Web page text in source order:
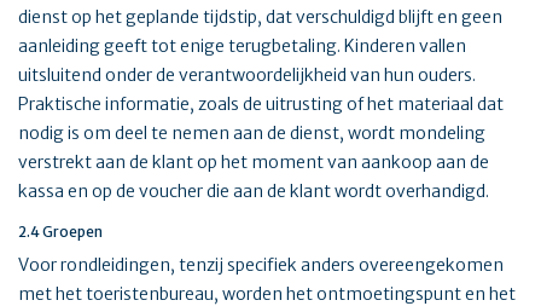
dienst op het geplande tijdstip, dat verschuldigd blijft en geen
aanleiding geeft tot enige terugbetaling. Kinderen vallen
uitsluitend onder de verantwoordelijkheid van hun ouders.
Praktische informatie, zoals de uitrusting of het materiaal dat
nodig is om deel te nemen aan de dienst, wordt mondeling
verstrekt aan de klant op het moment van aankoop aan de
kassa en op de voucher die aan de klant wordt overhandigd.
2.4 Groepen
Voor rondleidingen, tenzij specifiek anders overeengekomen
met het toeristenbureau, worden het ontmoetingspunt en het